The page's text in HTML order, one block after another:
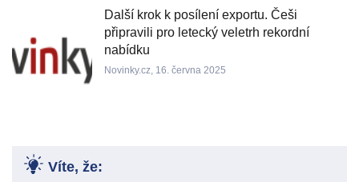
Další krok k posílení exportu. Češi
připravili pro letecký veletrh rekordní
nabídku
Novinky.cz, 16. června 2025
Víte, že: